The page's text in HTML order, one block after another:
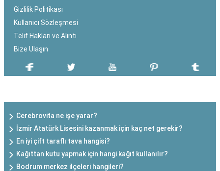
Gizlilik Politikası
Kullanıcı Sözleşmesi
Telif Hakları ve Alıntı
Bize Ulaşın
Cerebrovita ne işe yarar?
İzmir Atatürk Lisesini kazanmak için kaç net gerekir?
En iyi çift taraflı tava hangisi?
Kağıttan kutu yapmak için hangi kağıt kullanılır?
Bodrum merkez ilçeleri hangileri?